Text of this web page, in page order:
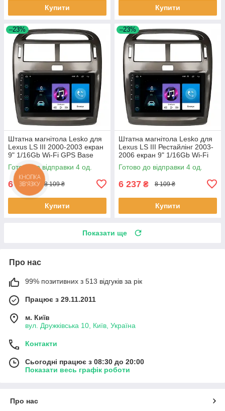
Купити Купити
–23%
Штатна магнітола Lesko для
Lexus LS III 2000-2003 екран
9" 1/16Gb Wi-Fi GPS Base
Лексус 4 шт.
Готово до відправки 4 од.
6 237₴ 8 109 ₴
Купити
–23%
Штатна магнітола Lesko для
Lexus LS III Рестайлінг 2003-
2006 екран 9" 1/16Gb Wi-Fi
GPS Base 4 шт.
Готово до відправки 4 од.
6 237 ₴ 8 109 ₴
Купити
Показати ще
Про нас
99% позитивних з 513 відгуків за рік
Працює з 29.11.2011
м. Київ
вул. Дружківська 10, Київ, Україна
Контакти
Сьогодні працює з 08:30 до 20:00
Показати весь графік роботи
Про нас
КНОПКА
ЗВ'ЯЗКУ